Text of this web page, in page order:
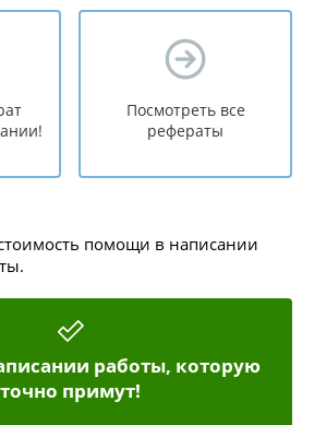
Посмотреть все
рефераты
помощи в написании
работы, которую
точно примут!